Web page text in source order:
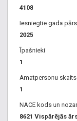
4108
Iesniegtie gada
2025
Īpašnieki
1
Amatpersonu skaits
1
NACE kods un
8621 Vispārējās